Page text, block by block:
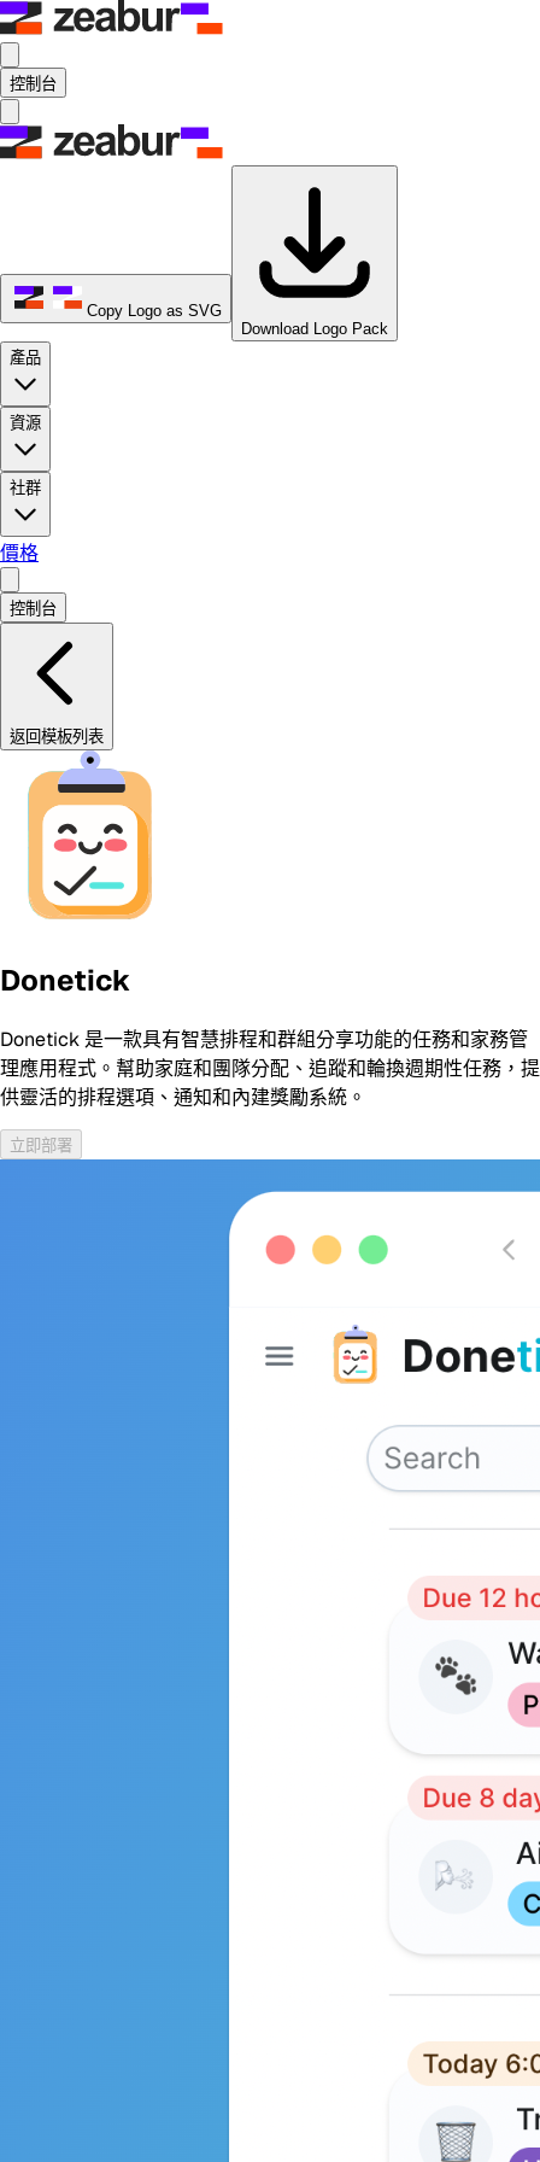
控制台
Copy Logo as SVG
Download Logo Pack
產品
資源
社群
價格
控制台
返回模板列表
Donetick
Donetick 是一款具有智慧排程和群組分享功能的任務和家務管
理應用程式。幫助家庭和團隊分配、追蹤和輪換週期性任務，提
供靈活的排程選項、通知和內建獎勵系統。
立即部署